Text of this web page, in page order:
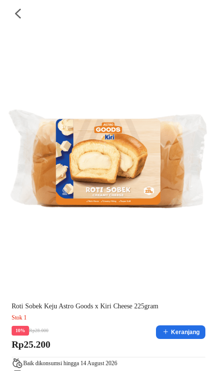
Roti Sobek Keju Astro Goods x Kiri Cheese 225gram
Stok 1
10% Rp28.000
Rp25.200
Keranjang
Baik dikonsumsi hingga 14 August 2026